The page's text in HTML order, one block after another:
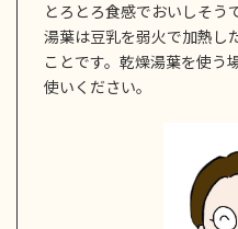
とろとろ食感でおいしそう
湯葉は豆乳を弱火で加熱し
ことです。乾燥湯葉を使う
使いください。